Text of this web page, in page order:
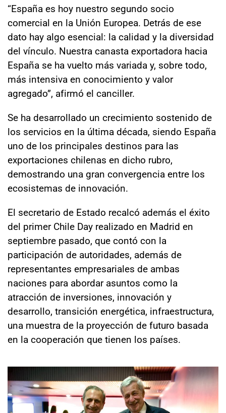
“España es hoy nuestro segundo socio
comercial en la Unión Europea. Detrás de ese
dato hay algo esencial: la calidad y la diversidad
del vínculo. Nuestra canasta exportadora hacia
España se ha vuelto más variada y, sobre todo,
más intensiva en conocimiento y valor
agregado”, afirmó el canciller.
Se ha desarrollado un crecimiento sostenido de
los servicios en la última década, siendo España
uno de los principales destinos para las
exportaciones chilenas en dicho rubro,
demostrando una gran convergencia entre los
ecosistemas de innovación.
El secretario de Estado recalcó además el éxito
del primer Chile Day realizado en Madrid en
septiembre pasado, que contó con la
participación de autoridades, además de
representantes empresariales de ambas
naciones para abordar asuntos como la
atracción de inversiones, innovación y
desarrollo, transición energética, infraestructura,
una muestra de la proyección de futuro basada
en la cooperación que tienen los países.